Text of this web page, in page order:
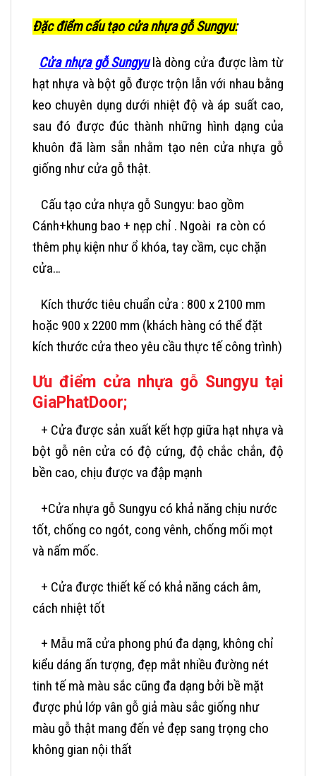
Đặc điểm cấu tạo cửa nhựa gỗ Sungyu:
Cửa nhựa gỗ Sungyulà dòng cửa được làm từ
hạt nhựa và bột gỗ được trộn lẫn với nhau bằng
keo chuyên dụng dưới nhiệt độ và áp suất cao,
sau đó được đúc thành những hình dạng của
khuôn đã làm sẵn nhằm tạo nên cửa nhựa gỗ
giống như cửa gỗ thật.
Cấu tạo cửa nhựa gỗ Sungyu: bao gồm
Cánh+khung bao + nẹp chỉ . Ngoài ra còn có
thêm phụ kiện như ổ khóa, tay cầm, cục chặn
cửa…
Kích thước tiêu chuẩn cửa : 800 x 2100 mm
hoặc 900 x 2200 mm (khách hàng có thể đặt
kích thước cửa theo yêu cầu thực tế công trình)
Ưu điểm cửa nhựa gỗ Sungyu tại
GiaPhatDoor;
+ Cửa được sản xuất kết hợp giữa hạt nhựa và
bột gỗ nên cửa có độ cứng, độ chắc chắn, độ
bền cao, chịu được va đập mạnh
+Cửa nhựa gỗ Sungyu có khả năng chịu nước
tốt, chống co ngót, cong vênh, chống mối mọt
và nấm mốc.
+ Cửa được thiết kế có khả năng cách âm,
cách nhiệt tốt
+ Mẫu mã cửa phong phú đa dạng, không chỉ
kiểu dáng ấn tượng, đẹp mắt nhiều đường nét
tinh tế mà màu sắc cũng đa dạng bởi bề mặt
được phủ lớp vân gỗ giả màu sắc giống như
màu gỗ thật mang đến vẻ đẹp sang trọng cho
không gian nội thất